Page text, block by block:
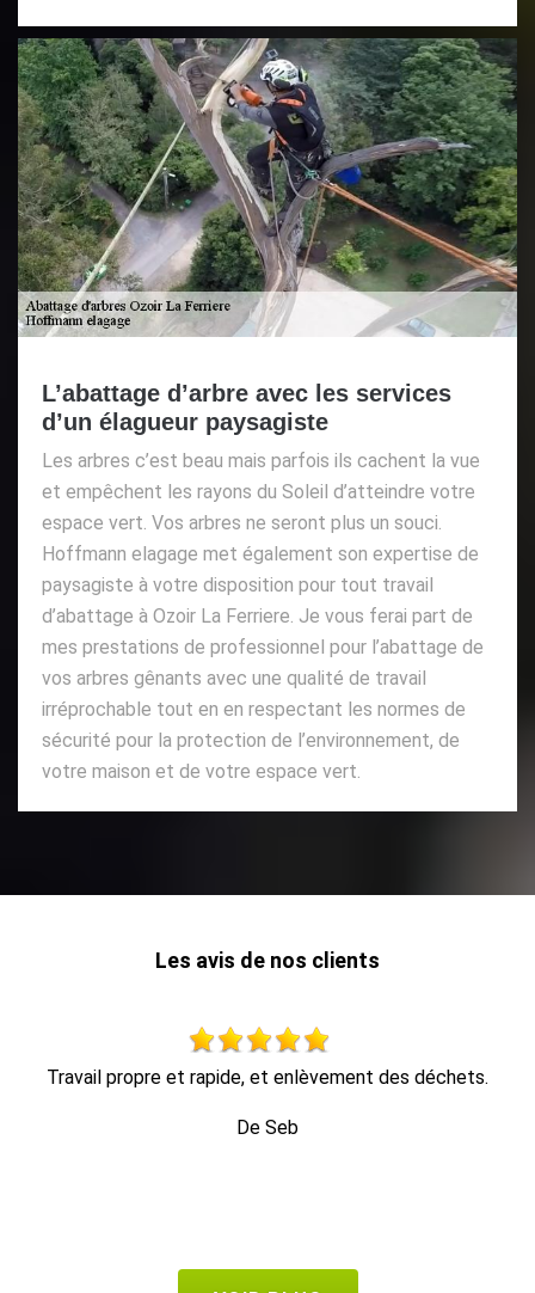
L’abattage d’arbre avec les services
d’un élagueur paysagiste
Les arbres c’est beau mais parfois ils cachent la vue
et empêchent les rayons du Soleil d’atteindre votre
espace vert. Vos arbres ne seront plus un souci.
Hoffmann elagage met également son expertise de
paysagiste à votre disposition pour tout travail
d’abattage à Ozoir La Ferriere. Je vous ferai part de
mes prestations de professionnel pour l’abattage de
vos arbres gênants avec une qualité de travail
irréprochable tout en en respectant les normes de
sécurité pour la protection de l’environnement, de
votre maison et de votre espace vert.
Les avis de nos clients
travail impeccable, retrait de tout le bois dans la foulée, en